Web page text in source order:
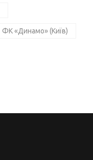
ФК «Динамо» (Київ)